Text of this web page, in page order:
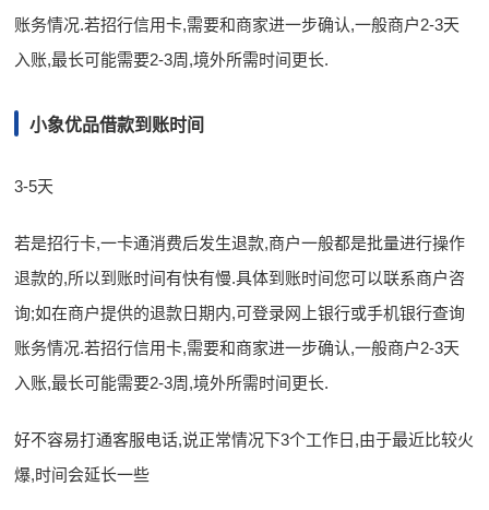
账务情况.若招行信用卡,需要和商家进一步确认,一般商户2-3天
入账,最长可能需要2-3周,境外所需时间更长.
小象优品借款到账时间
3-5天
若是招行卡,一卡通消费后发生退款,商户一般都是批量进行操作
退款的,所以到账时间有快有慢.具体到账时间您可以联系商户咨
询;如在商户提供的退款日期内,可登录网上银行或手机银行查询
账务情况.若招行信用卡,需要和商家进一步确认,一般商户2-3天
入账,最长可能需要2-3周,境外所需时间更长.
好不容易打通客服电话,说正常情况下3个工作日,由于最近比较火
爆,时间会延长一些